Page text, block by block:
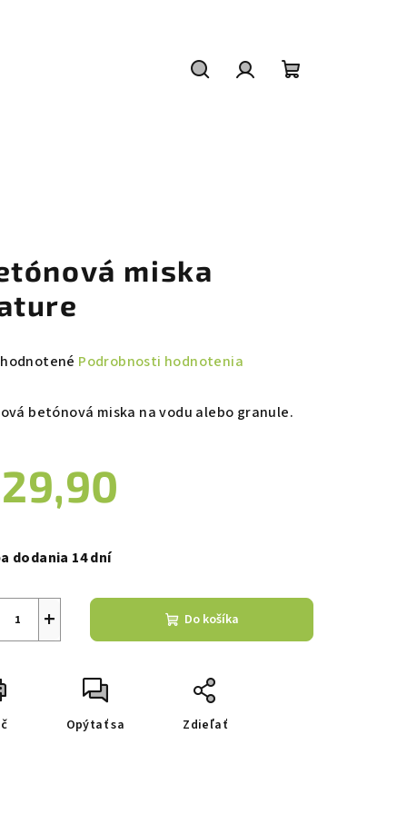
miska
Podrobnosti hodnotenia
betónová miska na vodu alebo granule.
dodania 14 dní
+ Do košíka
Opýtať sa Zdieľať